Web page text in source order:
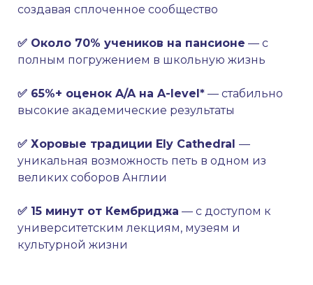
создавая сплоченное сообщество
✅ Около 70% учеников на пансионе — с
полным погружением в школьную жизнь
✅ 65%+ оценок A/A на A-level* — стабильно
высокие академические результаты
✅ Хоровые традиции Ely Cathedral —
уникальная возможность петь в одном из
великих соборов Англии
✅ 15 минут от Кембриджа — с доступом к
университетским лекциям, музеям и
культурной жизни